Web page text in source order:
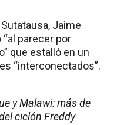
Jaime
parecer por
que estalló en un
“interconectados”.
y Malawi: más de
ciclón Freddy